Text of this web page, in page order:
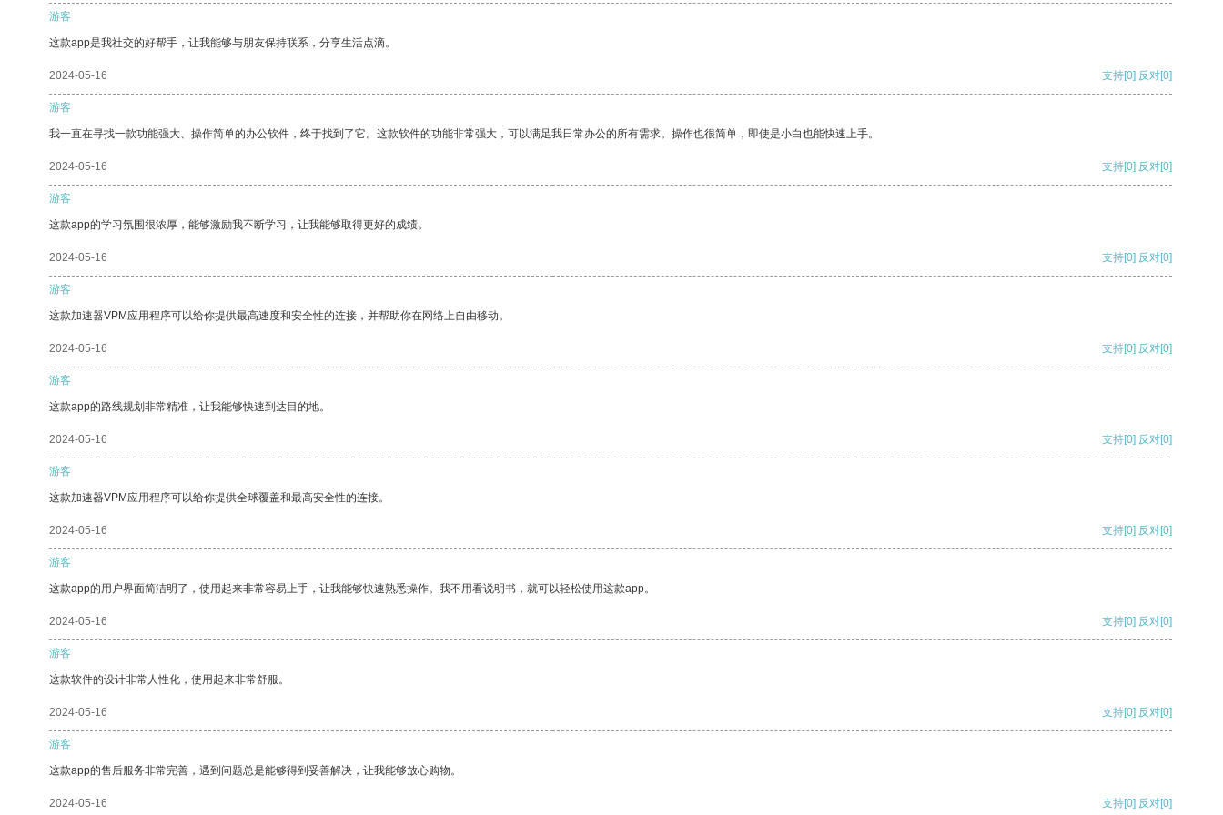
游客
这款app是我社交的好帮手，让我能够与朋友保持联系，分享生活点滴。
2024-05-16 支持[0] 反对[0]
游客
我一直在寻找一款功能强大、操作简单的办公软件，终于找到了它。这款软件的功能非常强大，可以满足我日常办公的所有需求。操作也很简单，即使是小白也能快速上手。
2024-05-16 支持[0] 反对[0]
游客
这款app的学习氛围很浓厚，能够激励我不断学习，让我能够取得更好的成绩。
2024-05-16 支持[0] 反对[0]
游客
这款加速器VPM应用程序可以给你提供最高速度和安全性的连接，并帮助你在网络上自由移动。
2024-05-16 支持[0] 反对[0]
游客
这款app的路线规划非常精准，让我能够快速到达目的地。
2024-05-16 支持[0] 反对[0]
游客
这款加速器VPM应用程序可以给你提供全球覆盖和最高安全性的连接。
2024-05-16 支持[0] 反对[0]
游客
这款app的用户界面简洁明了，使用起来非常容易上手，让我能够快速熟悉操作。我不用看说明书，就可以轻松使用这款app。
2024-05-16 支持[0] 反对[0]
游客
这款软件的设计非常人性化，使用起来非常舒服。
2024-05-16 支持[0] 反对[0]
游客
这款app的售后服务非常完善，遇到问题总是能够得到妥善解决，让我能够放心购物。
2024-05-16 支持[0] 反对[0]